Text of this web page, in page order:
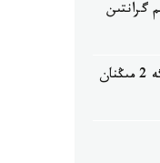
گرانتىن
قازاقستاندىق ج و و- لار تالاپكەرلەرگە 2 مىڭنان